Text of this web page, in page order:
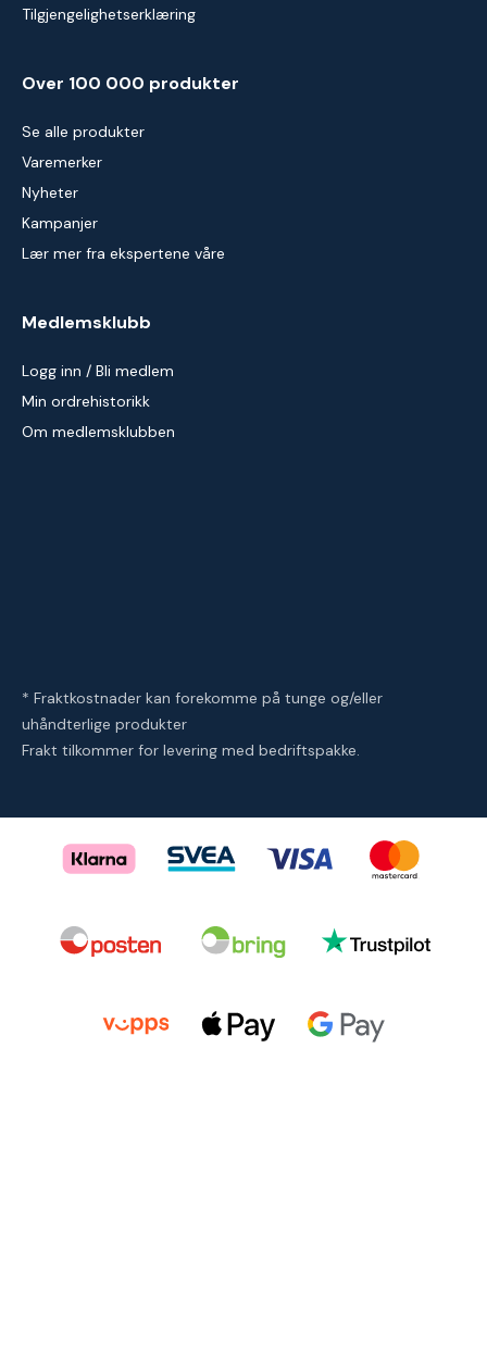
Tilgjengelighetserklæring
Over 100 000 produkter
Se alle produkter
Varemerker
Nyheter
Kampanjer
Lær mer fra ekspertene våre
Medlemsklubb
Logg inn / Bli medlem
Min ordrehistorikk
Om medlemsklubben
* Fraktkostnader kan forekomme på tunge og/eller
uhåndterlige produkter
Frakt tilkommer for levering med bedriftspakke.